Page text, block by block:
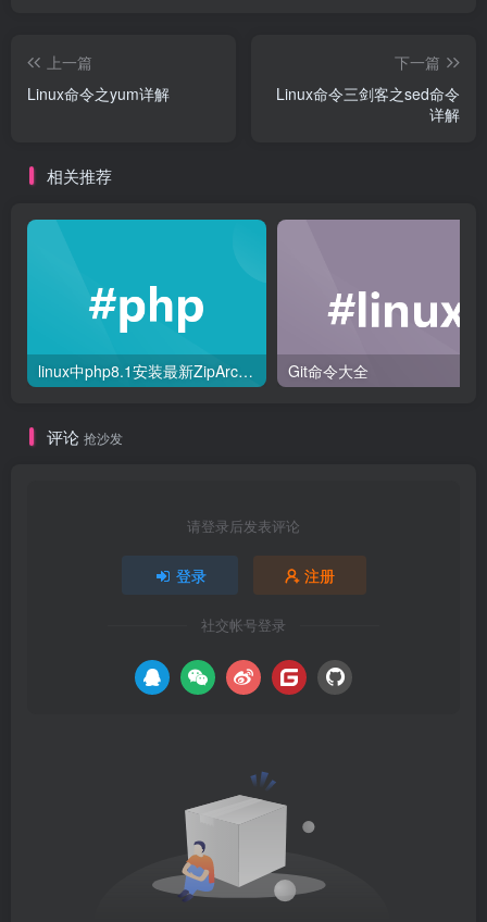
上一篇
Linux命令之yum详解
下一篇
Linux命令三剑客之sed命令
详解
相关推荐
linux中php8.1安装最新ZipArchive和libzip扩展 Git命令大全
评论 抢沙发
请登录后发表评论
登录 注册
社交帐号登录